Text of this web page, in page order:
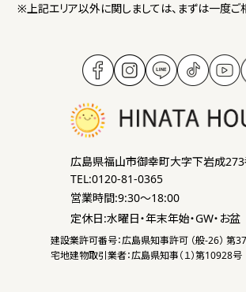
※上記エリア以外に関しましては、まずは一度ご
広島県福山市御幸町大字下岩成273
TEL:0120-81-0365
営業時間:9:30～18:00
定休日:水曜日・年末年始・GW・お盆
建設業許可番号：広島県知事許可 （般-26） 第
宅地建物取引業者：広島県知事（１）第10928号